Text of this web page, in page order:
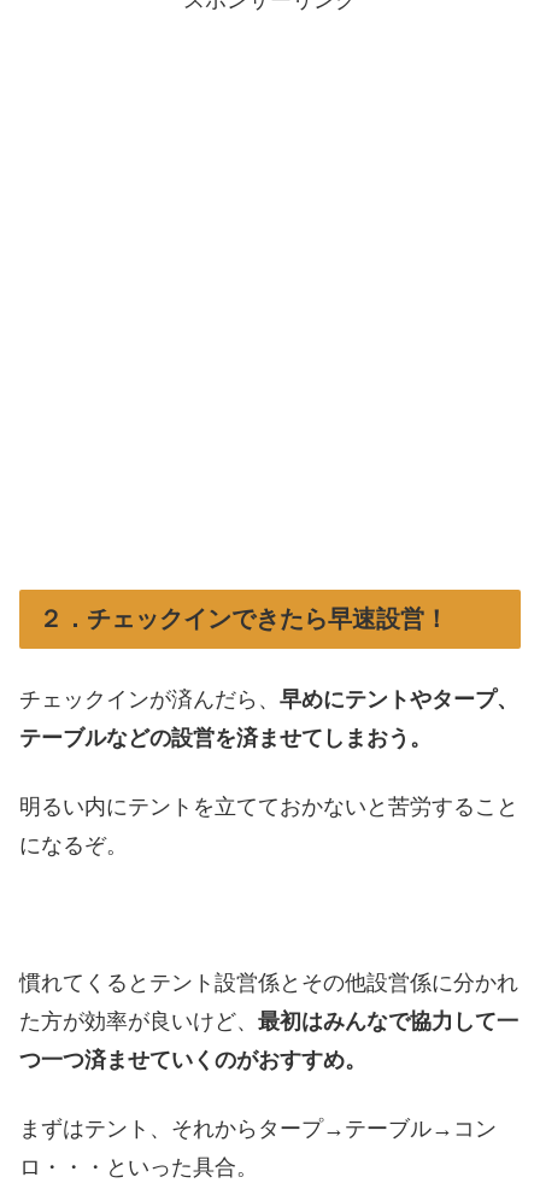
２．チェックインできたら早速設営！
チェックインが済んだら、 早めにテントやタープ、
テーブルなどの設営を済ませてしまおう。
明るい内にテントを立てておかないと苦労すること
になるぞ。
慣れてくるとテント設営係とその他設営係に分かれ
た方が効率が良いけど、 最初はみんなで協力して一
つ一つ済ませていくのがおすすめ。
まずはテント、それからタープ→テーブル→コン
ロ・・・といった具合。